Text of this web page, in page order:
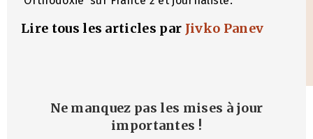
Lire tous les articles par Jivko Panev
Ne manquez pas les mises à jour
importantes !